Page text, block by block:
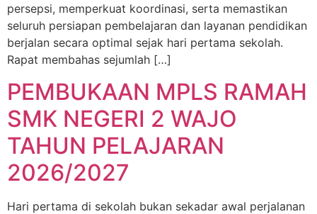
persepsi, memperkuat koordinasi, serta memastikan
seluruh persiapan pembelajaran dan layanan pendidikan
berjalan secara optimal sejak hari pertama sekolah.
Rapat membahas sejumlah […]
PEMBUKAAN MPLS RAMAH
SMK NEGERI 2 WAJO
TAHUN PELAJARAN
2026/2027
Hari pertama di sekolah bukan sekadar awal perjalanan